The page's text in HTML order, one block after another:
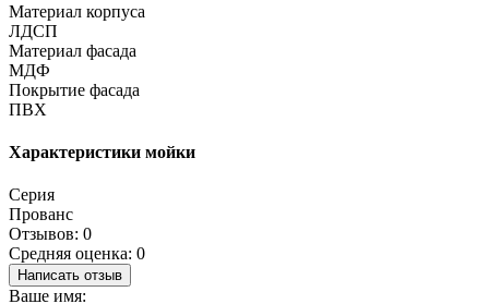
Материал корпуса
ЛДСП
Материал фасада
МДФ
Покрытие фасада
ПВХ
Характеристики мойки
Серия
Прованс
Отзывов: 0
Средняя оценка: 0
Написать отзыв
Ваше имя: